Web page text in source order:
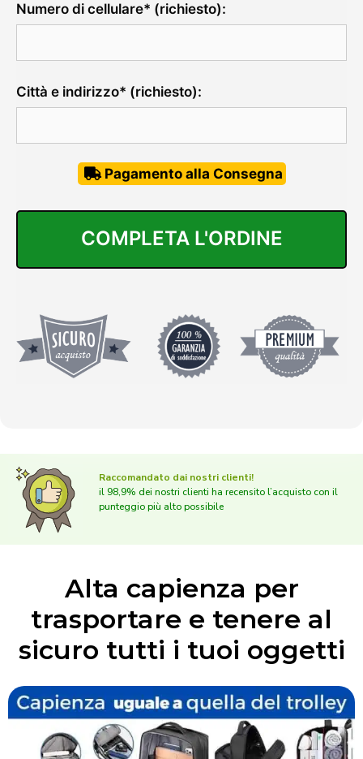
Numero di cellulare* (richiesto):
Città e indirizzo* (richiesto):
Pagamento alla Consegna
Raccomandato dai nostri clienti!
il 98,9% dei nostri clienti ha recensito l’acquisto con il
punteggio più alto possibile
Alta capienza per
trasportare e tenere al
sicuro tutti i tuoi oggetti